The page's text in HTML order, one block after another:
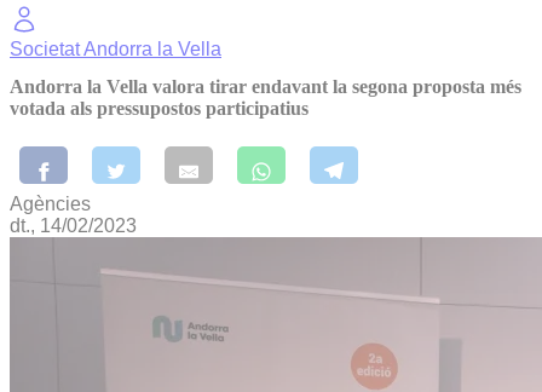
SocietatAndorra la Vella
Andorra la Vella valora tirar endavant la segona proposta més
votada als pressupostos participatius
Agències
dt., 14/02/2023